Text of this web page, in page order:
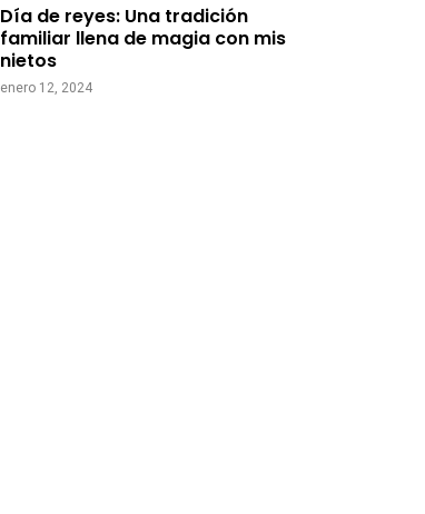
Día de reyes: Una tradición
familiar llena de magia con mis
nietos
enero 12, 2024